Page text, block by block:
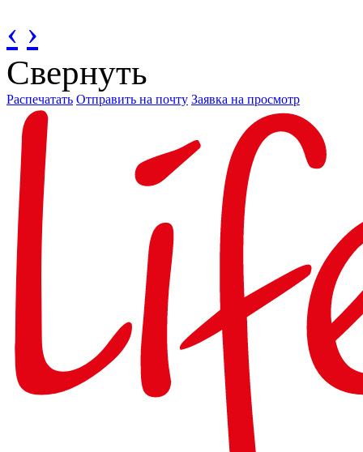
‹ ›
Свернуть
Распечатать Отправить на почту Заявка на просмотр